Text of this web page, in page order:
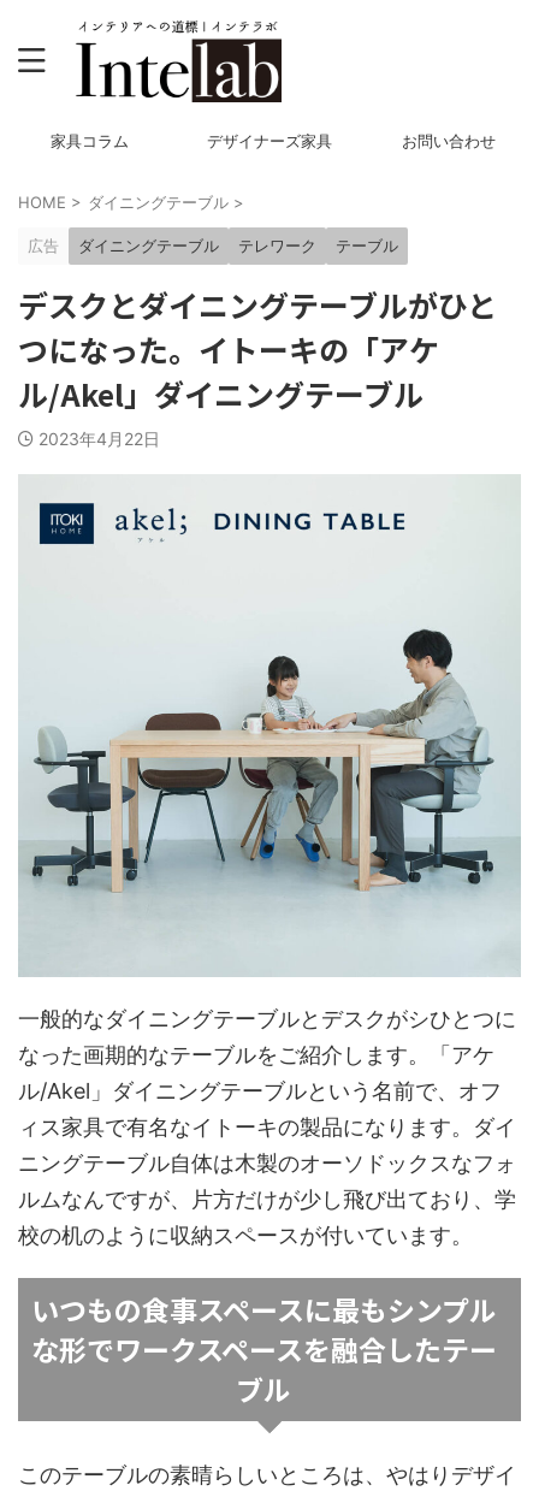
家具コラム デザイナーズ家具 お問い合わせ
HOME > ダイニングテーブル >
広告 ダイニングテーブル テレワーク テーブル
デスクとダイニングテーブルがひと
つになった。イトーキの「アケ
ル/Akel」ダイニングテーブル
2023年4月22日
一般的なダイニングテーブルとデスクがシひとつに
なった画期的なテーブルをご紹介します。「アケ
ル/Akel」ダイニングテーブルという名前で、オフ
ィス家具で有名なイトーキの製品になります。ダイ
ニングテーブル自体は木製のオーソドックスなフォ
ルムなんですが、片方だけが少し飛び出ており、学
校の机のように収納スペースが付いています。
いつもの食事スペースに最もシンプル
な形でワークスペースを融合したテー
ブル
このテーブルの素晴らしいところは、やはりデザイ